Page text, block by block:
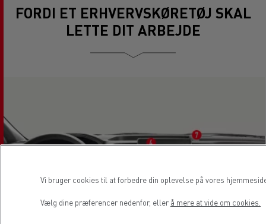
FORDI ET ERHVERVSKØRETØJ SKAL
LETTE DIT ARBEJDE
Vi bruger cookies til at forbedre din oplevelse på vores
Vælg dine præferencer nedenfor, eller å mere at vide om cookies.